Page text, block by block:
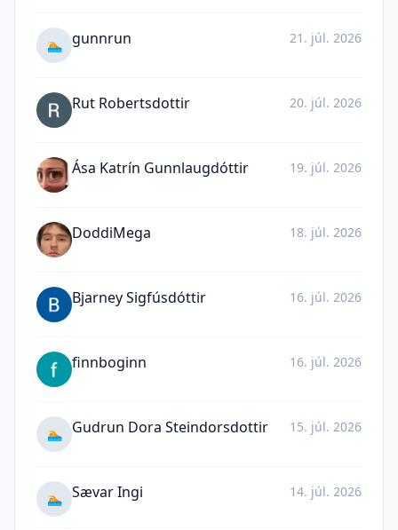
🏊 gunnrun 21. júl. 2026
Rut Robertsdottir 20. júl. 2026
Ása Katrín Gunnlaugdóttir 19. júl. 2026
DoddiMega 18. júl. 2026
Bjarney Sigfúsdóttir 16. júl. 2026
finnboginn 16. júl. 2026
🏊 Gudrun Dora Steindorsdottir 15. júl. 2026
🏊 Sævar Ingi 14. júl. 2026